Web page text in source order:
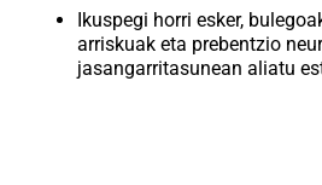
Ikuspegi horri esker,
arriskuak eta prebentzio
jasangarritasunean aliatu